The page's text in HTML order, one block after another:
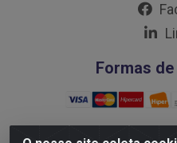
Formas